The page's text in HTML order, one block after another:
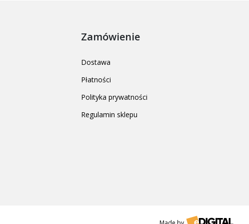
Zamówienie
Dostawa
Płatności
Polityka prywatności
Regulamin sklepu